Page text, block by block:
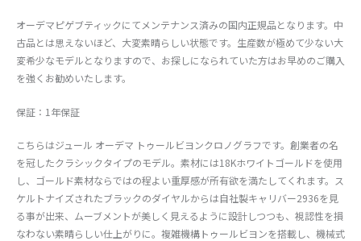
オーデマピゲブティックにてメンテナンス済みの国内正規品となります。中
古品とは思えないほど、大変素晴らしい状態です。生産数が極めて少ない大
変希少なモデルとなりますので、お探しになられていた方はお早めのご購入
を強くお勧めいたします。
保証：1年保証
こちらはジュール オーデマ トゥールビヨンクロノグラフです。創業者の名
を冠したクラシックタイプのモデル。素材には18Kホワイトゴールドを使用
し、ゴールド素材ならではの程よい重厚感が所有欲を満たしてくれます。ス
ケルトナイズされたブラックのダイヤルからは自社製キャリバー2936を見
る事が出来、ムーブメントが美しく見えるように設計しつつも、視認性を損
なわない素晴らしい仕上がりに。複雑機構トゥールビヨンを搭載し、機械式